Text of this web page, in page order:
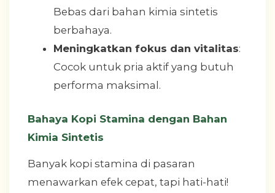
Bebas dari bahan kimia sintetis
berbahaya.
Meningkatkan fokus dan vitalitas:
Cocok untuk pria aktif yang butuh
performa maksimal.
Bahaya Kopi Stamina dengan Bahan
Kimia Sintetis
Banyak kopi stamina di pasaran
menawarkan efek cepat, tapi hati-hati!